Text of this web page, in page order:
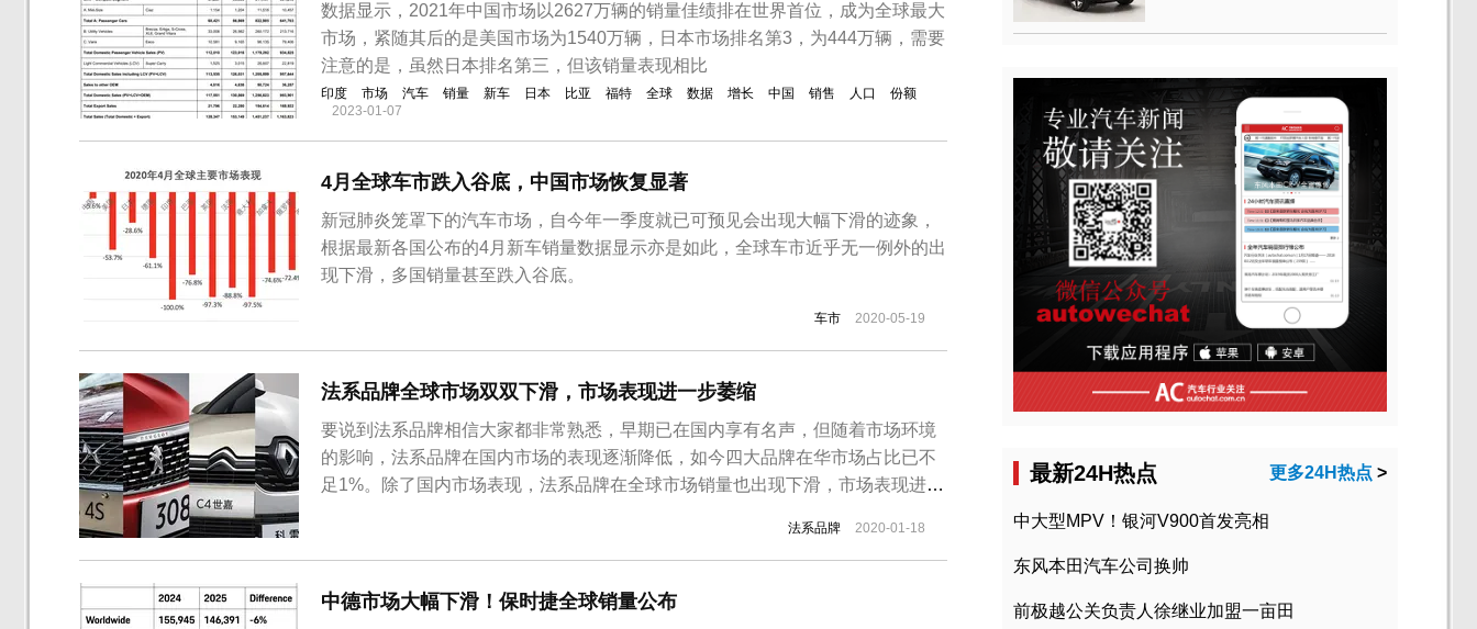
数据显示，2021年中国市场以2627万辆的销量佳绩排在世界首位，成为全球最大
市场，紧随其后的是美国市场为1540万辆，日本市场排名第3，为444万辆，需要
注意的是，虽然日本排名第三，但该销量表现相比
印度 市场 汽车 销量 新车 日本 比亚 福特 全球 数据 增长 中国 销售 人口
份额
2023-01-07
4月全球车市跌入谷底，中国市场恢复显著
​新冠肺炎笼罩下的汽车市场，自今年一季度就已可预见会出现大幅下滑的迹象，
根据最新各国公布的4月新车销量数据显示亦是如此，全球车市近乎无一例外的出
现下滑，多国销量甚至跌入谷底。
车市 2020-05-19
法系品牌全球市场双双下滑，市场表现进一步萎缩
要说到法系品牌相信大家都非常熟悉，早期已在国内享有名声，但随着市场环境
的影响，法系品牌在国内市场的表现逐渐降低，如今四大品牌在华市场占比已不
足1%。除了国内市场表现，法系品牌在全球市场销量也出现下滑，市场表现进一
法系品牌 2020-01-18
中德市场大幅下滑！保时捷全球销量公布
最新24H热点 更多24H热点 >
中大型MPV！银河V900首发亮相
东风本田汽车公司换帅
前极越公关负责人徐继业加盟一亩田